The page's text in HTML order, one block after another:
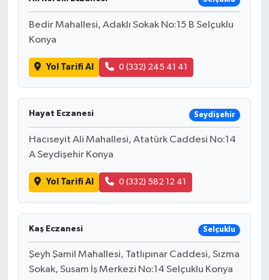
Bedir Mahallesi, Adaklı Sokak No:15 B Selçuklu
Konya
Yol Tarifi Al 0 (332) 245 41 41
Hayat Eczanesi Seydişehir
Hacıseyit Ali Mahallesi, Atatürk Caddesi No:14
A Seydişehir Konya
Yol Tarifi Al 0 (332) 582 12 41
Kaş Eczanesi Selçuklu
Şeyh Şamil Mahallesi, Tatlıpınar Caddesi, Sızma
Sokak, Susam İş Merkezi No:14 Selçuklu Konya